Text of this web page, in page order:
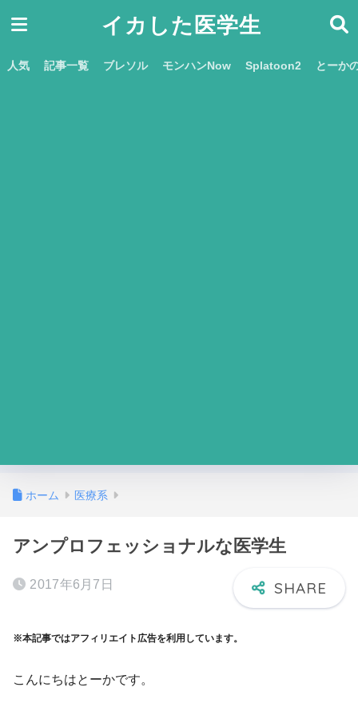
イカした医学生
人気 記事一覧 ブレソル モンハンNow Splatoon2 とーか
ホーム 医療系
アンプロフェッショナルな医学生
2017年6月7日
※本記事ではアフィリエイト広告を利用しています。
こんにちはとーかです。